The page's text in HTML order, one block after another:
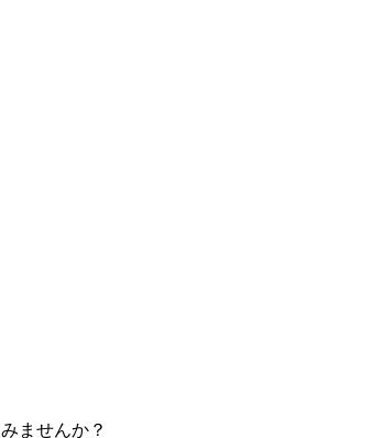
ませんか？